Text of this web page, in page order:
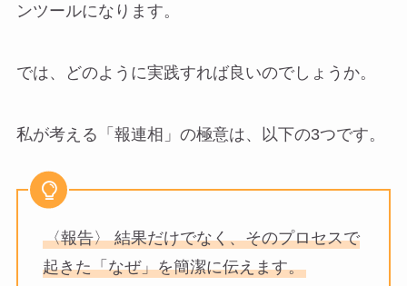
ンツールになります。
では、どのように実践すれば良いのでしょうか。
私が考える「報連相」の極意は、以下の3つです。
〈報告〉 結果だけでなく、そのプロセスで
起きた「なぜ」を簡潔に伝えます。